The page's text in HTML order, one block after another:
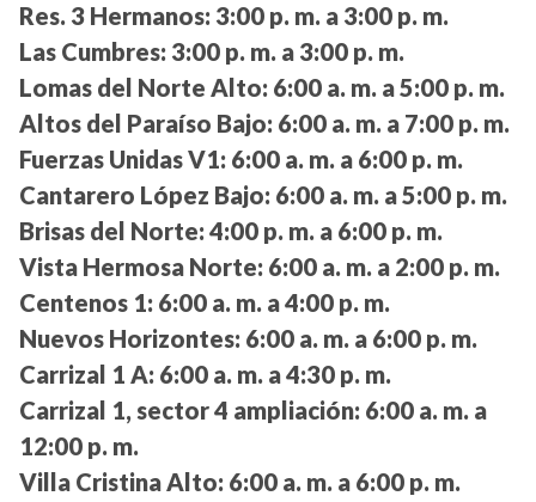
Res. 3 Hermanos: 3:00 p. m. a 3:00 p. m.
Las Cumbres: 3:00 p. m. a 3:00 p. m.
Lomas del Norte Alto: 6:00 a. m. a 5:00 p. m.
Altos del Paraíso Bajo: 6:00 a. m. a 7:00 p. m.
Fuerzas Unidas V1: 6:00 a. m. a 6:00 p. m.
Cantarero López Bajo: 6:00 a. m. a 5:00 p. m.
Brisas del Norte: 4:00 p. m. a 6:00 p. m.
Vista Hermosa Norte: 6:00 a. m. a 2:00 p. m.
Centenos 1: 6:00 a. m. a 4:00 p. m.
Nuevos Horizontes: 6:00 a. m. a 6:00 p. m.
Carrizal 1 A: 6:00 a. m. a 4:30 p. m.
Carrizal 1, sector 4 ampliación: 6:00 a. m. a
12:00 p. m.
Villa Cristina Alto: 6:00 a. m. a 6:00 p. m.